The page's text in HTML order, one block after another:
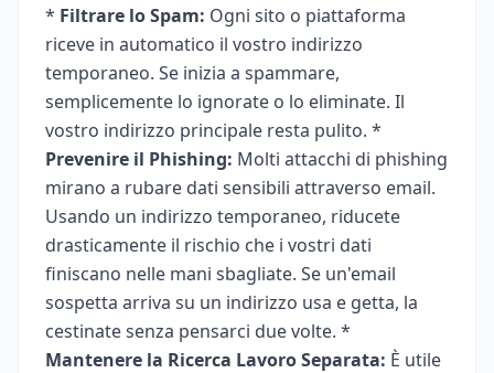
* Filtrare lo Spam: Ogni sito o piattaforma
riceve in automatico il vostro indirizzo
temporaneo. Se inizia a spammare,
semplicemente lo ignorate o lo eliminate. Il
vostro indirizzo principale resta pulito. *
Prevenire il Phishing: Molti attacchi di phishing
mirano a rubare dati sensibili attraverso email.
Usando un indirizzo temporaneo, riducete
drasticamente il rischio che i vostri dati
finiscano nelle mani sbagliate. Se un'email
sospetta arriva su un indirizzo usa e getta, la
cestinate senza pensarci due volte. *
Mantenere la Ricerca Lavoro Separata: È utile